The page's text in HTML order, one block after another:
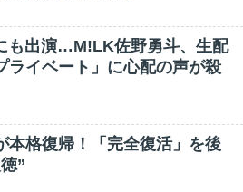
も出演…M!LK佐野勇斗、生配
ライベート」に心配の声が殺
本格復帰！「完全復活」を後
”